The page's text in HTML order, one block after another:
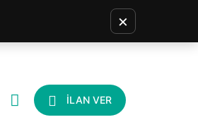
İLAN VER
×